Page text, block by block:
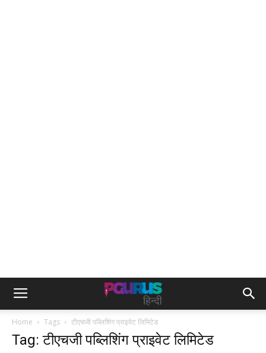
Home Tags टीएचजी पब्लिशिंग प्राइवेट लिमिटेड
Tag: टीएचजी पब्लिशिंग प्राइवेट लिमिटेड